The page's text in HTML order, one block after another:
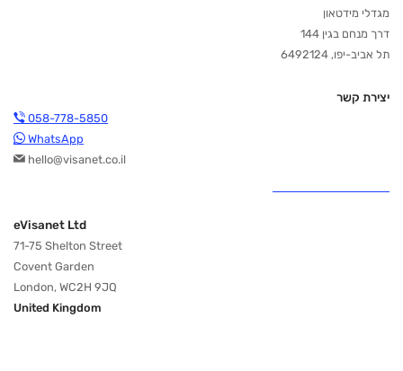
מגדלי מידטאון
דרך מנחם בגין 144
תל אביב-יפו, 6492124
יצירת קשר
058-778-5850
WhatsApp
hello@visanet.co.il
eVisanet Ltd
71-75 Shelton Street
Covent Garden
London, WC2H 9JQ
United Kingdom